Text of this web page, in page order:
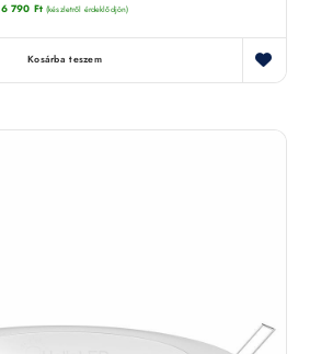
6 790 Ft (készletről érdeklődjön)
Kosárba teszem